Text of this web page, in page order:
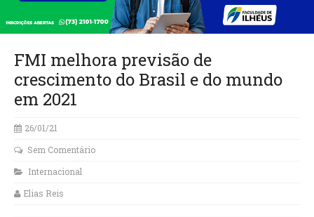
FMI melhora previsão de
crescimento do Brasil e do mundo
em 2021
26/01/21
Sem Comentário
Internacional
Elias Reis